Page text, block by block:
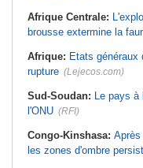
Afrique Centrale:
brousse extermine la
Afrique: Etats généraux
rupture (Lejecos.com)
Sud-Soudan: Le pays
l'ONU (RFI)
Congo-Kinshasa: Après
les zones d'ombre